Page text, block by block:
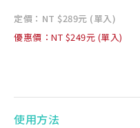
定價：NT $289元 (單入)
優惠價：NT $249元 (單入)
使用方法